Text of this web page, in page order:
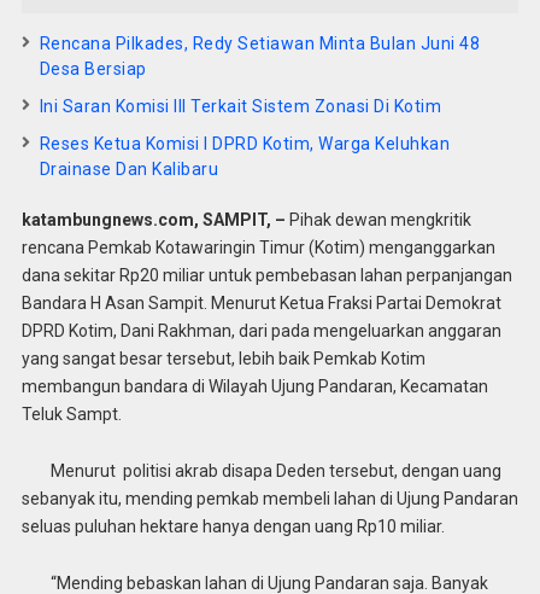
Rencana Pilkades, Redy Setiawan Minta Bulan Juni 48
Desa Bersiap
Ini Saran Komisi III Terkait Sistem Zonasi Di Kotim
Reses Ketua Komisi I DPRD Kotim, Warga Keluhkan
Drainase Dan Kalibaru
katambungnews.com, SAMPIT, – Pihak dewan mengkritik
rencana Pemkab Kotawaringin Timur (Kotim) menganggarkan
dana sekitar Rp20 miliar untuk pembebasan lahan perpanjangan
Bandara H Asan Sampit. Menurut Ketua Fraksi Partai Demokrat
DPRD Kotim, Dani Rakhman, dari pada mengeluarkan anggaran
yang sangat besar tersebut, lebih baik Pemkab Kotim
membangun bandara di Wilayah Ujung Pandaran, Kecamatan
Teluk Sampt.
Menurut politisi akrab disapa Deden tersebut, dengan uang
sebanyak itu, mending pemkab membeli lahan di Ujung Pandaran
seluas puluhan hektare hanya dengan uang Rp10 miliar.
“Mending bebaskan lahan di Ujung Pandaran saja. Banyak